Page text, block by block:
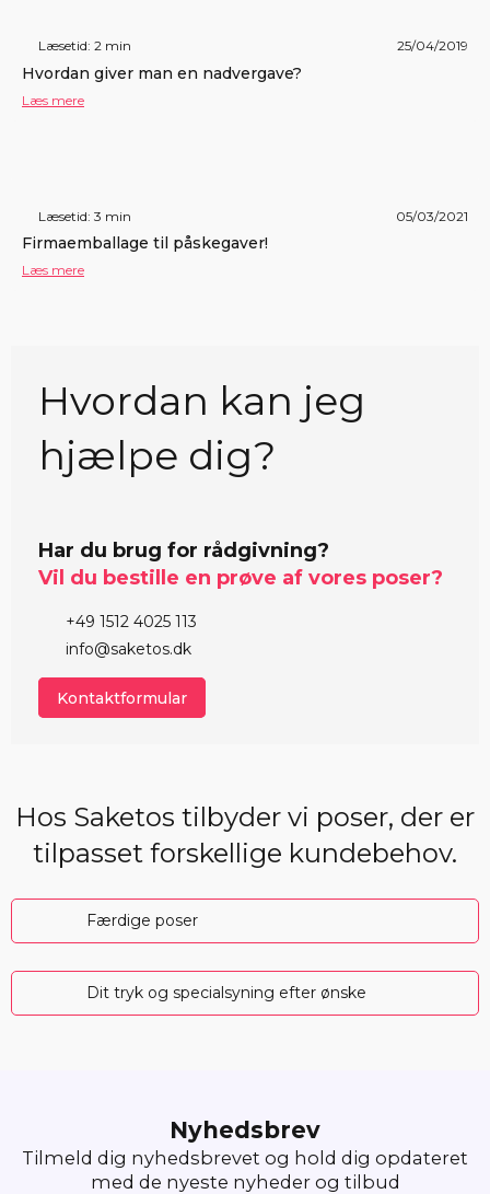
Læsetid: 2 min 25/04/2019
Hvordan giver man en nadvergave?
Læs mere
Læsetid: 3 min 05/03/2021
Firmaemballage til påskegaver!
Læs mere
Hvordan kan jeg
hjælpe dig?
Har du brug for rådgivning?
Vil du bestille en prøve af vores poser?
+49 1512 4025 113
info@saketos.dk
Kontaktformular
Hos Saketos tilbyder vi poser, der er
tilpasset forskellige kundebehov.
Færdige poser
Dit tryk og specialsyning efter ønske
Nyhedsbrev
Tilmeld dig nyhedsbrevet og hold dig opdateret
med de nyeste nyheder og tilbud